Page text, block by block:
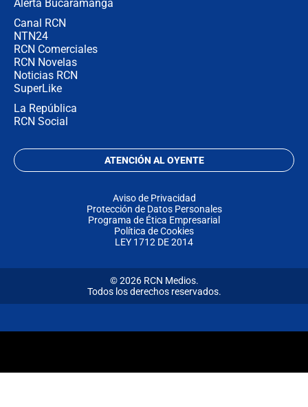
Alerta Bucaramanga
Canal RCN
NTN24
RCN Comerciales
RCN Novelas
Noticias RCN
SuperLike
La República
RCN Social
ATENCIÓN AL OYENTE
Aviso de Privacidad
Protección de Datos Personales
Programa de Ética Empresarial
Política de Cookies
LEY 1712 DE 2014
© 2026 RCN Medios.
Todos los derechos reservados.